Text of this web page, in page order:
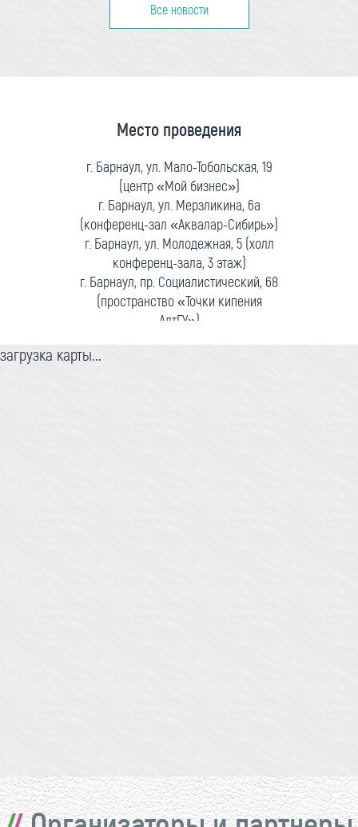
Все новости
Место проведения
г. Барнаул, ул. Мало-Тобольская, 19
(центр «Мой бизнес»)
г. Барнаул, ул. Мерзликина, 6а
(конференц-зал «Аквалар-Сибирь»)
г. Барнаул, ул. Молодежная, 5 (холл
конференц-зала, 3 этаж)
г. Барнаул, пр. Социалистический, 68
(пространство «Точки кипения
АлтГУ»)
загрузка карты...